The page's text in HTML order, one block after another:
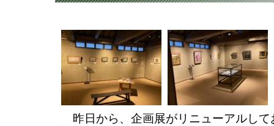
昨日から、企画展がリニューアルして